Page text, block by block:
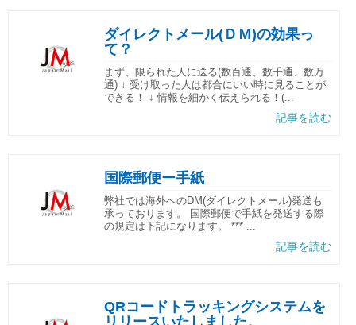
ダイレクトメール(ＤＭ)の効果っ
て？
まず、限られた人に送る(数百通、数千通、数万
通) ↓ 受け取った人は都合にいい時に見ることが
できる！ ↓ 情報を細かく伝えられる！(...
記事を読む
国際郵便ー手紙
弊社では海外へのDM(ダイレクトメール)発送も
承っております。 国際郵便で手紙を発送する際
の規定は下記になります。 *** ...
記事を読む
QRコードトラッキングシステムを